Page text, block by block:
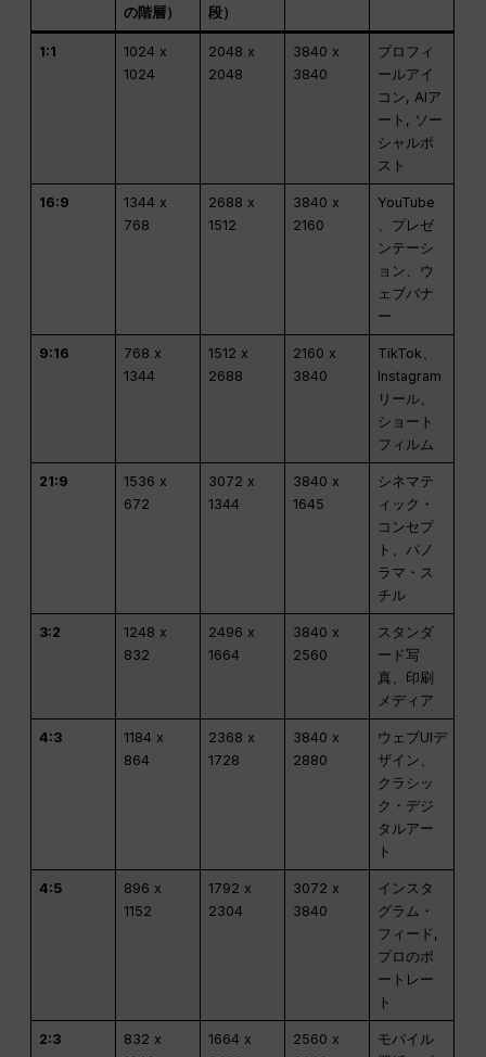
の階層）
段）
1:1
1024 x
1024
2048 x
2048
3840 x
3840
プロフィ
ールアイ
コン, AIア
ート, ソー
シャルポ
スト
16:9
1344 x
768
2688 x
1512
3840 x
2160
YouTube
、プレゼ
ンテーシ
ョン、ウ
ェブバナ
ー
9:16
768 x
1344
1512 x
2688
2160 x
3840
TikTok、
Instagram
リール、
ショート
フィルム
21:9
1536 x
672
3072 x
1344
3840 x
1645
シネマテ
ィック・
コンセプ
ト、パノ
ラマ・ス
チル
3:2
1248 x
832
2496 x
1664
3840 x
2560
スタンダ
ード写
真、印刷
メディア
4:3
1184 x
864
2368 x
1728
3840 x
2880
ウェブUIデ
ザイン、
クラシッ
ク・デジ
タルアー
ト
4:5
896 x
1152
1792 x
2304
3072 x
3840
インスタ
グラム・
フィード,
プロのポ
ートレー
ト
2:3
832 x
1664 x
2560 x
モバイル